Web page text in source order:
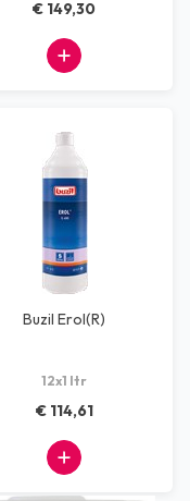
€ 149,30
Buzil Erol(R)
12x1 ltr
€ 114,61